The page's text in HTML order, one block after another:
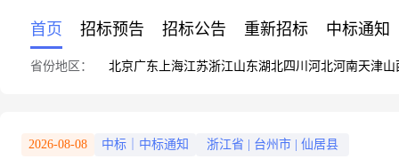
首页 招标预告 招标公告 重新招标 中标通知
省份地区： 北京广东 上海江苏浙江山东湖北四川 河北河南天津山
2026-08-08 中标｜中标通知 浙江省 台州市 仙居县